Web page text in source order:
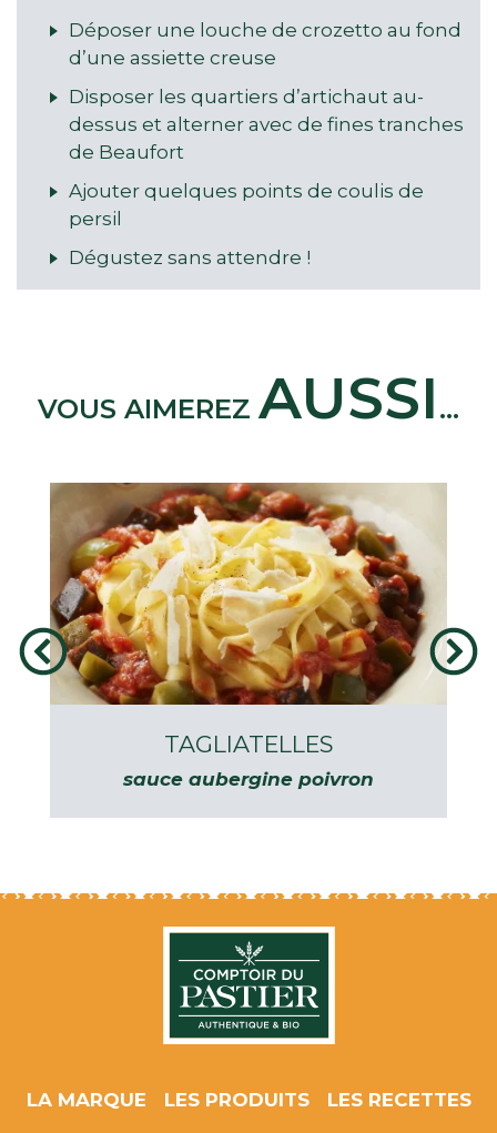
Déposer une louche de crozetto au fond
d’une assiette creuse
Disposer les quartiers d’artichaut au-
dessus et alterner avec de fines tranches
de Beaufort
Ajouter quelques points de coulis de
persil
Dégustez sans attendre !
VOUS AIMEREZ AUSSI ...
TAGLIATELLES
sauce aubergine poivron
LA MARQUE LES PRODUITS LES RECETTES